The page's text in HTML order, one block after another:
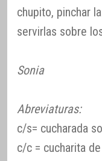
chupito, pinchar
servirlas sobre
Sonia
Abreviaturas:
c/s= cucharada
c/c = cucharita